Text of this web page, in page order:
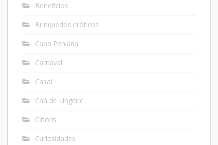
Benefícios
Brinquedos eróticos
Capa Peniana
Carnaval
Casal
Chá de Lingerie
Clitóris
Curiosidades